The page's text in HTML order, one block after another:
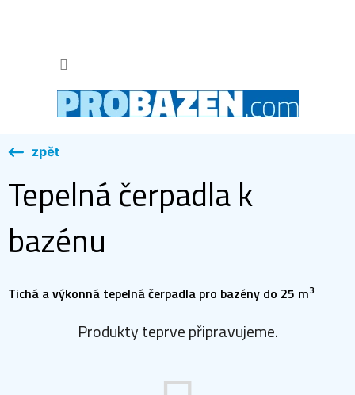
Tepelná čerpadla k
bazénu
Tichá a výkonná tepelná čerpadla pro bazény do 25 m3
Produkty teprve připravujeme.